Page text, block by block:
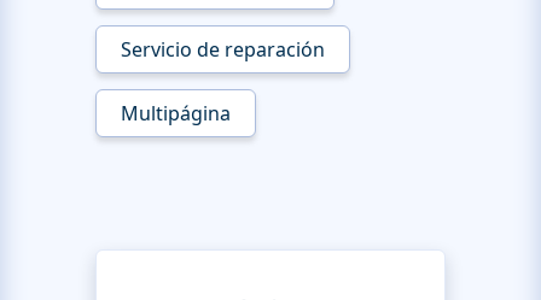
Servicio de reparación
Multipágina